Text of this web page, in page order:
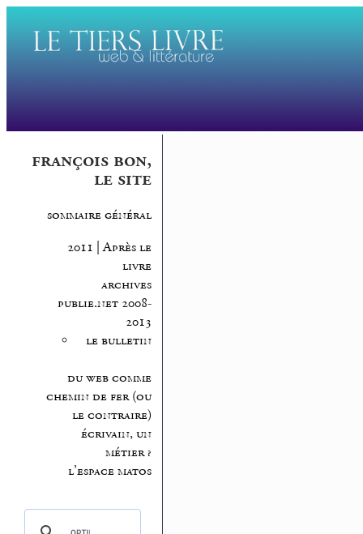
françois bon,
le site
sommaire général
2011 | Après le
livre
archives
publie.net 2008-
2013
le bulletin
du web comme
chemin de fer (ou
le contraire)
écrivain, un
métier ?
l’espace matos